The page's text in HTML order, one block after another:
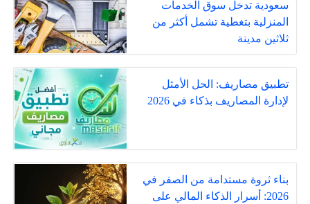
سعودية تدخل سوق الخدمات
المنزلية بتغطية تشمل أكثر من
ثلاثين مدينة
تطبيق مصاريف: الحل الأمثل
لإدارة المصاريف بذكاء في 2026
بناء ثروة مستدامة من الصفر في
2026: أسرار الذكاء المالي على